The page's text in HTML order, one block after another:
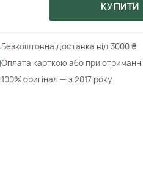
КУПИТИ
Безкоштовна доставка від 3000 ₴
Оплата карткою або при отриманні
100% оригінал — з 2017 року